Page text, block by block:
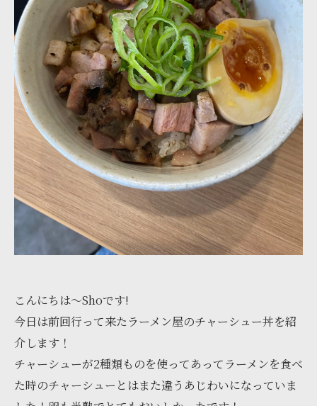
こんにちは〜Shoです!
今日は前回行って来たラーメン屋のチャーシュー丼を紹
介します！
チャーシューが2種類ものを使ってあってラーメンを食べ
た時のチャーシューとはまた違うあじわいになっていま